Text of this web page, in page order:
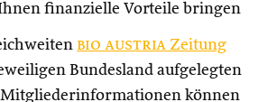
finanzielle Vorteile bringen
bio austria Zeitung
Bundesland aufgelegten
Mitgliederinformationen können